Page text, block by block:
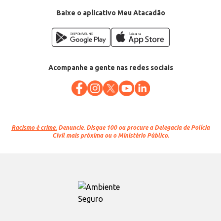
Baixe o aplicativo Meu Atacadão
Acompanhe a gente nas redes sociais
Racismo é crime. Denuncie. Disque 100 ou procure a Delegacia de Polícia
Civil mais próxima ou o Ministério Público.